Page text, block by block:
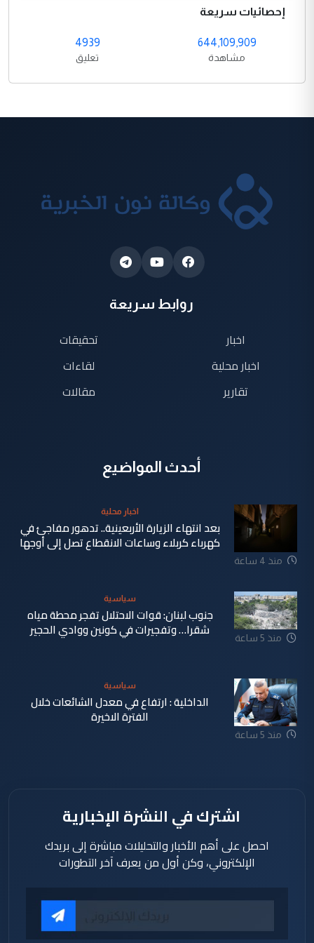
إحصائيات سريعة
644,109,909
مشاهدة
4939
تعليق
روابط سريعة
اخبار
اخبار محلية
تقارير
تحقيقات
لقاءات
مقالات
أحدث المواضيع
منذ 4 ساعة
اخبار محلية
بعد انتهاء الزيارة الأربعينية.. تدهور مفاجئ في
كهرباء كربلاء وساعات الانقطاع تصل إلى أوجها
منذ 5 ساعة
سياسية
جنوب لبنان: قوات الاحتلال تفجر محطة مياه
شقرا… وتفجيرات في كونين ووادي الحجير
منذ 5 ساعة
سياسية
الداخلية : ارتفاع في معدل الشائعات خلال
الفترة الاخيرة
اشترك في النشرة الإخبارية
احصل على أهم الأخبار والتحليلات مباشرة إلى بريدك
الإلكتروني، وكن أول من يعرف آخر التطورات